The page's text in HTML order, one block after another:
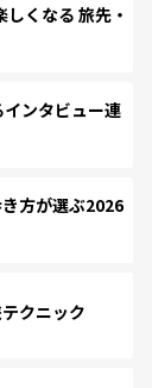
くなる 旅先・
ンタビュー連
方が選ぶ2026
クニック